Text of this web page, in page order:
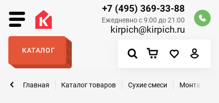
+7 (495) 369-33-88
Ежедневно с 9:00 до 21:00
kirpich@kirpich.ru
КАТАЛОГ
Главная Каталог товаров Сухие смеси Монтажные